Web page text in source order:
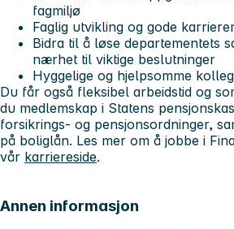
fagmiljø
Faglig utvikling og gode
Bidra til å løse departementets
nærhet til viktige beslutninger
Hyggelige og hjelpsomme
Du får også fleksibel arbeidstid og
du medlemskap i Statens
forsikrings- og pensjonsordninger,
på boliglån. Les mer om å jobbe i
vår karriereside.
Annen informasjon